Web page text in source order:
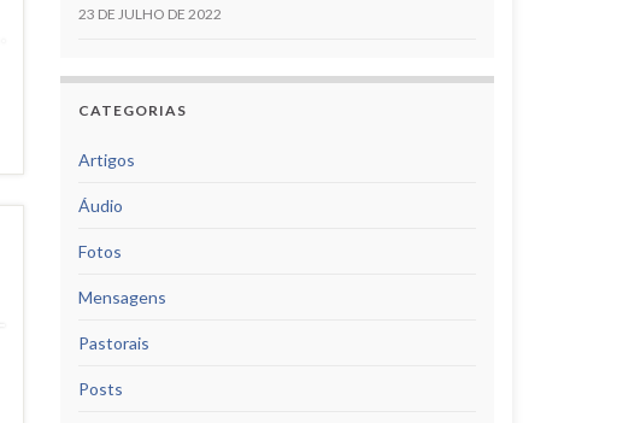
23 DE JULHO DE 2022
CATEGORIAS
Artigos
Áudio
Fotos
Mensagens
Pastorais
Posts